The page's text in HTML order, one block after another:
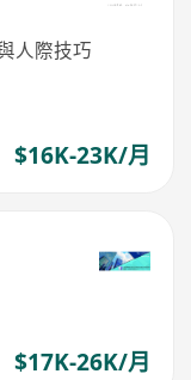
人際技巧
$16K-23K/月
$17K-26K/月